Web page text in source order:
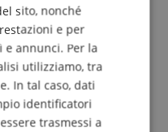
ITALIAN
SPANISH
sito, nonché
e per
e annunci. Per la
utilizziamo, tra
In tal caso, dati
identificatori
trasmessi a